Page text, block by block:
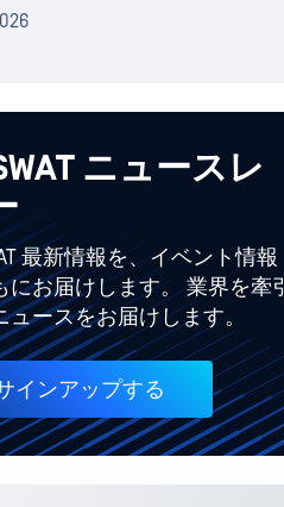
ニュースレ
最新情報を、イベント情報
にお届けします。 業界を牽引
ュースをお届けします。
インアップする